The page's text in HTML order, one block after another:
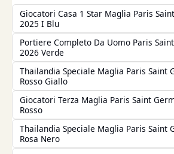
Giocatori Casa 1 Star Maglia Paris
2025 I Blu
Portiere Completo Da Uomo Paris
2026 Verde
Thailandia Speciale Maglia Paris Saint
Rosso Giallo
Giocatori Terza Maglia Paris Saint
Rosso
Thailandia Speciale Maglia Paris Saint
Rosa Nero